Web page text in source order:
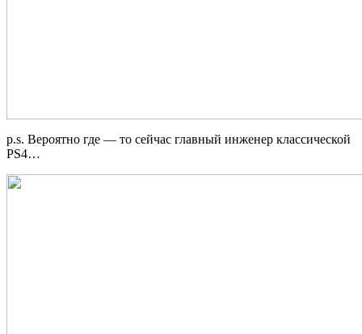
p.s. Вероятно где — то сейчас главный инженер классической
PS4…